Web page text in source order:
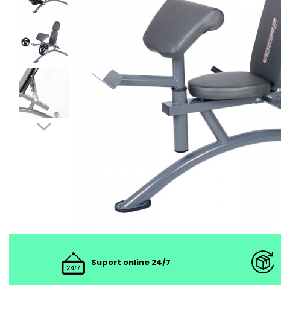
Suport online 24/7